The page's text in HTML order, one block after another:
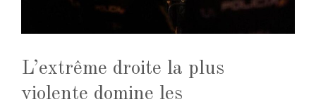
L’extrême droite la plus
violente domine les